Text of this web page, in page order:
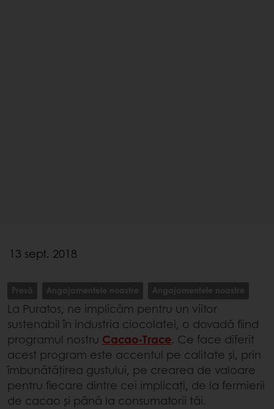
13 sept. 2018
Presă Angajamentele noastre Angajamentele noastre
La Puratos, ne implicăm pentru un viitor
sustenabil în industria ciocolatei, o dovadă fiind
programul nostru Cacao-Trace. Ce face diferit
acest program este accentul pe calitate și, prin
îmbunătățirea gustului, pe crearea de valoare
pentru fiecare dintre cei implicați, de la fermierii
de cacao și până la consumatorii tăi.